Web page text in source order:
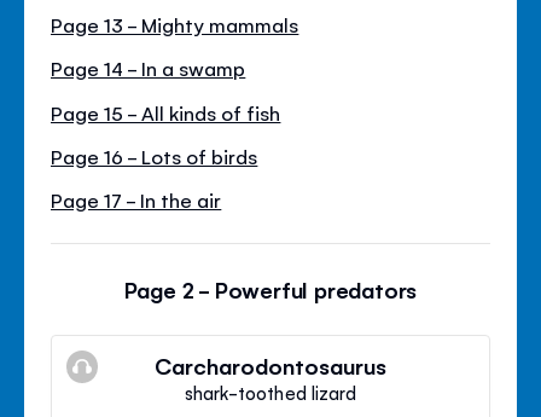
Page 13 - Mighty mammals
Page 14 - In a swamp
Page 15 - All kinds of fish
Page 16 - Lots of birds
Page 17 - In the air
Page 2 - Powerful predators
Carcharodontosaurus
shark-toothed lizard